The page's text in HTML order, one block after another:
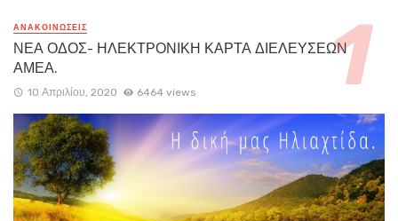
ΑΝΑΚΟΙΝΏΣΕΙΣ
ΝΕΑ ΟΔΟΣ- ΗΛΕΚΤΡΟΝΙΚΗ ΚΑΡΤΑ ΔΙΕΛΕΥΣΕΩΝ
ΑΜΕΑ.
10 Απριλίου, 2020 6464 views